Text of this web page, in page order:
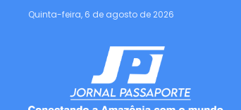
Quinta-feira, 6 de agosto de 2026